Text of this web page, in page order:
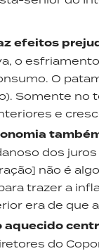
efeitos
o
O
Somente no
e
dos
não é
trazer a
era de que
do